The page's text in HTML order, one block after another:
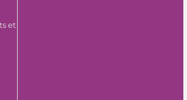
et